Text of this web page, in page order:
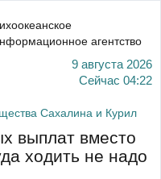
агентство
9 августа 2026
Сейчас 04:22
Сахалина и Курил
выплат вместо
ходить не надо